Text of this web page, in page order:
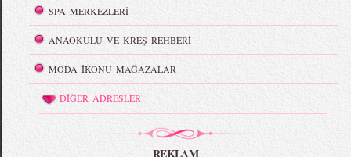
SPA MERKEZLERİ
ANAOKULU VE KREŞ REHBERİ
MODA İKONU MAĞAZALAR
DİĞER ADRESLER
REKLAM